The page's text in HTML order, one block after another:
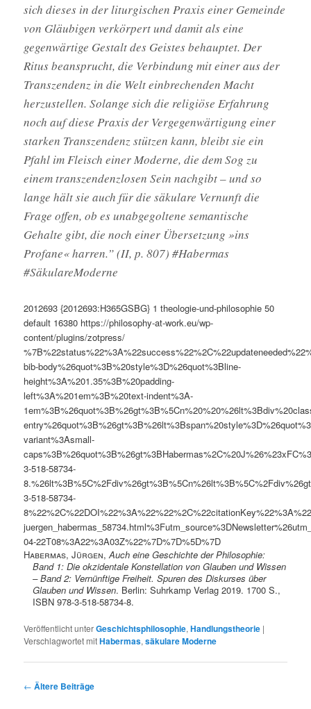
sich dieses in der liturgischen Praxis einer Gemeinde
von Gläubigen verkörpert und damit als eine
gegenwärtige Gestalt des Geistes behauptet. Der
Ritus beansprucht, die Verbindung mit einer aus der
Transzendenz in die Welt einbrechenden Macht
herzustellen. Solange sich die religiöse Erfahrung
noch auf diese Praxis der Vergegenwärtigung einer
starken Transzendenz stützen kann, bleibt sie ein
Pfahl im Fleisch einer Moderne, die dem Sog zu
einem transzendenzlosen Sein nachgibt – und so
lange hält sie auch für die säkulare Vernunft die
Frage offen, ob es unabgegoltene semantische
Gehalte gibt, die noch einer Übersetzung »ins
Profane« harren.” (II, p. 807) #Habermas
#SäkulareModerne
2012693 {2012693:H365GSBG} 1 theologie-und-philosophie 50
default 16380 https://philosophy-at-work.eu/wp-
content/plugins/zotpress/
bib-body%26quot%3B%20style%3D%26quot%3Bline-
height%3A%201.35%3B%20padding-
left%3A%201em%3B%20text-indent%3A-
variant%3Asmall-
3-518-58734-
3-518-58734-
04-22T08%3A22%3A03Z%22%7D%7D%5D%7D
Habermas, Jürgen,Auch eine Geschichte der Philosophie:
Band 1: Die okzidentale Konstellation von Glauben und Wissen
– Band 2: Vernünftige Freiheit. Spuren des Diskurses über
Glauben und Wissen. Berlin: Suhrkamp Verlag 2019. 1700 S.,
ISBN 978-3-518-58734-8.
Veröffentlicht unterGeschichtsphilosophie,Handlungstheorie |
Verschlagwortet mitHabermas,säkulare Moderne
Beitragsnavigation
← Ältere Beiträge